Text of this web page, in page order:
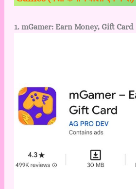
1. mGamer: Earn Money, Gift Card